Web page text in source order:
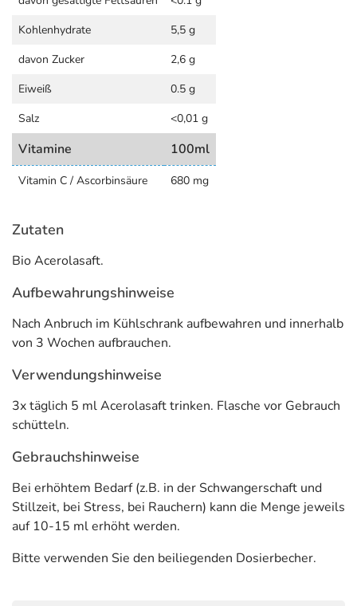
SALUS Pharma GmbH
Bahnhofstr. 24
83052 Bruckmühl
Allergene) sind bei den Lebensmittelangaben als pdf
Kohlenhydrate
5,5 g
davon Zucker
2,6 g
Eiweiß
0.5 g
Salz
<0,01 g
Vitamine 100ml
Vitamin C / Ascorbinsäure 680 mg
Zutaten
Bio Acerolasaft.
Aufbewahrungshinweise
Nach Anbruch im Kühlschrank aufbewahren und innerhalb
von 3 Wochen aufbrauchen.
Verwendungshinweise
3x täglich 5 ml Acerolasaft trinken. Flasche vor Gebrauch
schütteln.
Gebrauchshinweise
Bei erhöhtem Bedarf (z.B. in der Schwangerschaft und
Stillzeit, bei Stress, bei Rauchern) kann die Menge jeweils
auf 10-15 ml erhöht werden.
Bitte verwenden Sie den beiliegenden Dosierbecher.